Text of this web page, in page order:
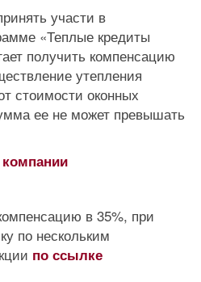
участи в
«Теплые кредиты
получить компенсацию
утепления
стоимости оконных
ее не может превышать
компании
в 35%, при
по нескольким
по ссылке